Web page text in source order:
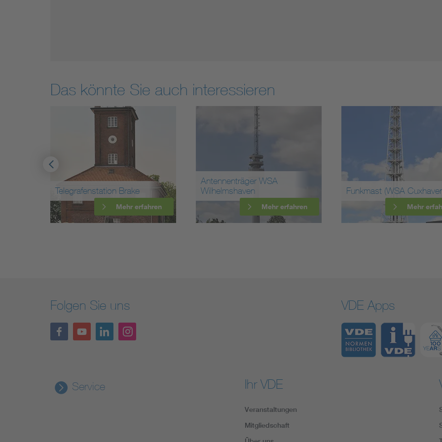
Das könnte Sie auch interessieren
Telegrafenstation Brake
Mehr erfahren
Antennenträger WSA
Wilhelmshaven
Mehr erfahren
Funkmast (WSA
Mehr
Folgen Sie uns VDE Apps
Service Ihr VDE
Veranstaltungen
Mitgliedschaft